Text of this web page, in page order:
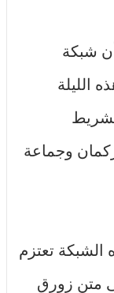
شبكة
الليلة
وجماعة
الشبكة تعتزم
متن زورق